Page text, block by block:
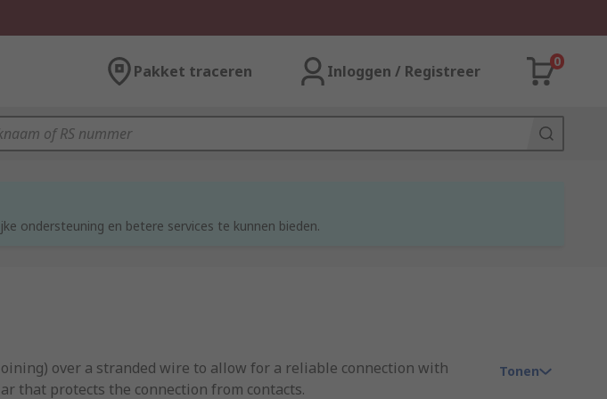
Pakket traceren Inloggen / Registreer
0
ondersteuning en betere services te kunnen bieden.
over a stranded wire to allow for a reliable connection with
that protects the connection from contacts.
Tonen